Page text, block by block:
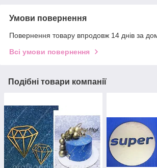
Умови повернення
Повернення товару впродовж 14 днів за
Всі умови повернення
Подібні товари компанії